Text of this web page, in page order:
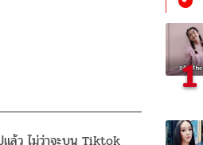
ล้ว ไม่ว่าจะบน Tiktok
1